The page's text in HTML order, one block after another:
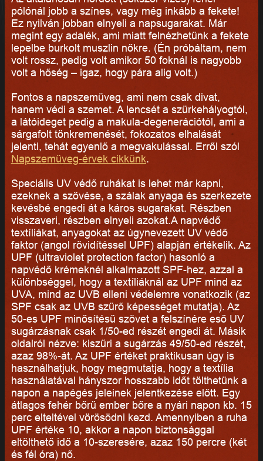
pólónál jobb a színes, vagy még inkább a fekete!
Ez nyilván jobban elnyeli a napsugarakat. Már
megint egy adalék, ami miatt felnézhetünk a fekete
lepelbe burkolt muszlin nőkre. (Én próbáltam, nem
volt rossz, pedig volt amikor 50 foknál is nagyobb
volt a hőség – igaz, hogy pára alig volt.)
Fontos a napszemüveg, ami nem csak divat,
hanem védi a szemet. A lencsét a szürkehályogtól,
a látóideget pedig a makula-degenerációtól, ami a
sárgafolt tönkremenését, fokozatos elhalását
jelenti, tehát egyenlő a megvakulással. Erről szól
Napszemüveg-érvek cikkünk.
Speciális UV védő ruhákat is lehet már kapni,
ezeknek a szövése, a szálak anyaga és szerkezete
kevésbé engedi át a káros sugarakat. Részben
visszaveri, részben elnyeli azokat.A napvédő
textíliákat, anyagokat az úgynevezett UV védő
faktor (angol rövidítéssel UPF) alapján értékelik. Az
UPF (ultraviolet protection factor) hasonló a
napvédő krémeknél alkalmazott SPF-hez, azzal a
különbséggel, hogy a textíliáknál az UPF mind az
UVA, mind az UVB elleni védelemre vonatkozik (az
SPF csak az UVB szűrő képességet mutatja). Az
50-es UPF minősítésű szövet a felszínére eső UV
sugárzásnak csak 1/50-ed részét engedi át. Másik
oldalról nézve: kiszűri a sugárzás 49/50-ed részét,
azaz 98%-át. Az UPF értéket praktikusan úgy is
használhatjuk, hogy megmutatja, hogy a textília
használatával hányszor hosszabb időt tölthetünk a
napon a napégés jeleinek jelentkezése előtt. Egy
átlagos fehér bőrű ember bőre a nyári napon kb. 15
perc elteltével vörösödni kezd. Amennyiben a ruha
UPF értéke 10, akkor a napon biztonsággal
eltölthető idő a 10-szeresére, azaz 150 percre (két
és fél óra) nő.